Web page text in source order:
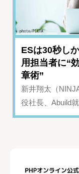
ESは30秒し
用担当者に“
章術”
新井翔太（
役社長、Abuild就